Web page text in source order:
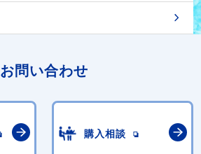
お問い合わせ
購入相談